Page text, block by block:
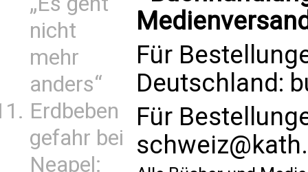
nicht
mehr
anders“
Erdbeben
gefahr bei
Neapel:
Für
Deutschland:
Für